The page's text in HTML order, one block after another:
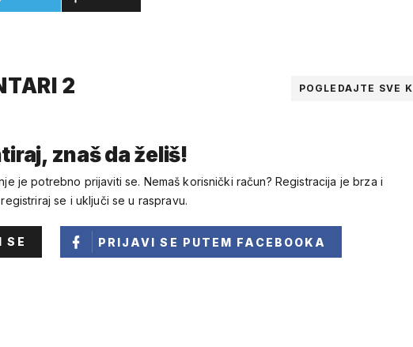
2 POGLEDAJTE SVE
znaš da želiš!
je potrebno prijaviti se. Nemaš korisnički račun? Registracija je brza i
se i uključi se u raspravu.
SE PRIJAVI SE PUTEM FACEBOOKA